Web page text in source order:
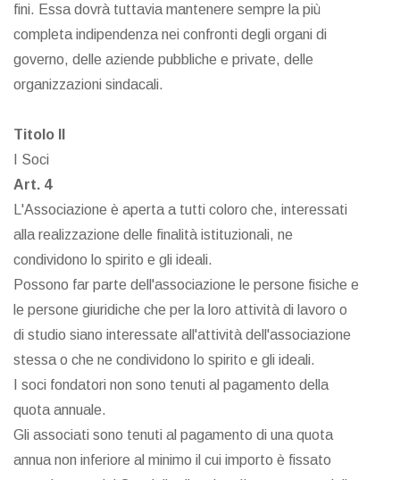
fini. Essa dovrà tuttavia mantenere sempre la più
completa indipendenza nei confronti degli organi di
governo, delle aziende pubbliche e private, delle
organizzazioni sindacali.
Titolo II
I Soci
Art. 4
L'Associazione è aperta a tutti coloro che, interessati
alla realizzazione delle finalità istituzionali, ne
condividono lo spirito e gli ideali.
Possono far parte dell'associazione le persone fisiche e
le persone giuridiche che per la loro attività di lavoro o
di studio siano interessate all'attività dell'associazione
stessa o che ne condividono lo spirito e gli ideali.
I soci fondatori non sono tenuti al pagamento della
quota annuale.
Gli associati sono tenuti al pagamento di una quota
annua non inferiore al minimo il cui importo è fissato